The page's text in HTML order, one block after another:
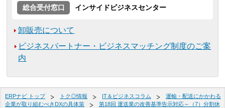
総合受付窓口
インサイドビジネスセンター
卸販売について
ビジネスパートナー・ビジネスマッチング制度のご案
内
ERPナビ トップ トク◎情報 IT＆ビジネスコラム
運輸・配送にかかわる
企業が取り組むべきDXの具体策
第18回 運送業の改善基準告示対応～（7）分割休